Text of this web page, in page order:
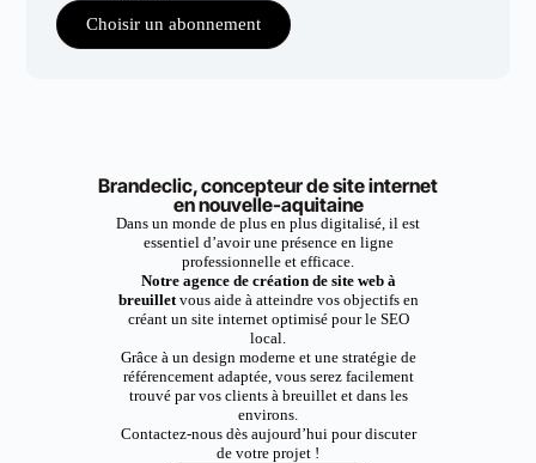
Choisir un abonnement
Brandeclic, concepteur de site internet
en nouvelle-aquitaine
Dans un monde de plus en plus digitalisé, il est
essentiel d’avoir une présence en ligne
professionnelle et efficace.
Notre agence de création de site web à
breuilletvous aide à atteindre vos objectifs en
créant un site internet optimisé pour le SEO
local.
Grâce à un design moderne et une stratégie de
référencement adaptée, vous serez facilement
trouvé par vos clients à breuillet et dans les
environs.
Contactez-nous dès aujourd’hui pour discuter
de votre projet !